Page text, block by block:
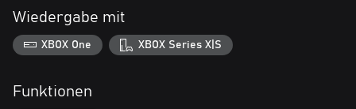
Wiedergabe mit
XBOX One XBOX Series X|S
Funktionen